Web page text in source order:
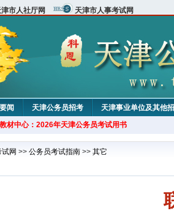
津市人社厅网 天津市人事考试网
闻 天津公务员招考 天津事业单位及其他
材中心：2026年天津公务员考试用书
网 >> 公务员考试指南 >> 其它